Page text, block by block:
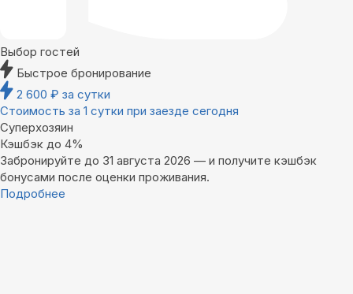
Выбор гостей
Быстрое бронирование
2 600 ₽ за сутки
Стоимость за 1 сутки при заезде сегодня
Суперхозяин
Кэшбэк до 4%
Забронируйте до 31 августа 2026 — и получите кэшбэк
бонусами после оценки проживания.
Подробнее